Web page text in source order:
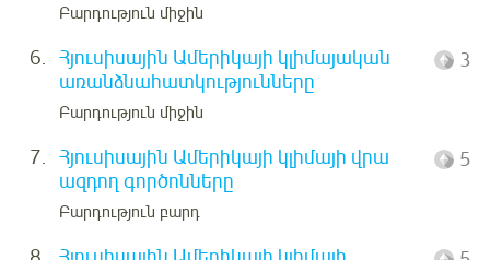
Բարդություն միջին
6. Հյուսիսային Ամերիկայի կլիմայական
առանձնահատկությունները
Բարդություն միջին
3
7. Հյուսիսային Ամերիկայի կլիմայի վրա
ազդող գործոնները
Բարդություն բարդ
5